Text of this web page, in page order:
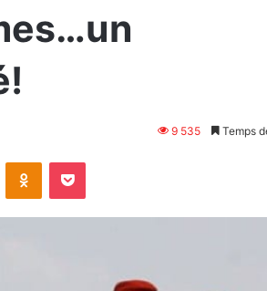
9 535 Temps
Odnoklassniki
Pocket